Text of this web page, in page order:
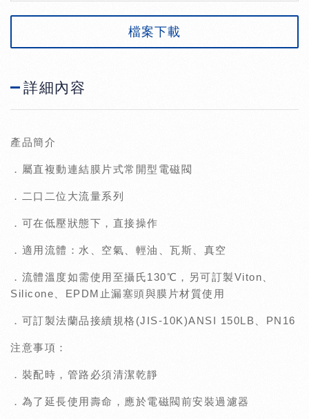
檔案下載
詳細內容
產品簡介
．屬直複動連結膜片式常開型電磁閥
．二口二位大流量系列
．可在低壓狀態下，直接操作
．適用流體：水、空氣、輕油、瓦斯、真空
．流體溫度如需使用至攝氏130℃，另可訂製Viton、
Silicone、EPDM止漏塞頭與膜片材質使用
．可訂製法蘭品接續規格(JIS-10K)ANSI 150LB、PN16
注意事項：
．裝配時，管路必須清潔乾靜
．為了延長使用壽命，應於電磁閥前安裝過濾器